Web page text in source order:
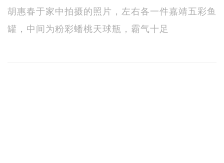
胡惠春于家中拍摄的照片，左右各一件嘉靖五彩鱼
罐，中间为粉彩蟠桃天球瓶，霸气十足